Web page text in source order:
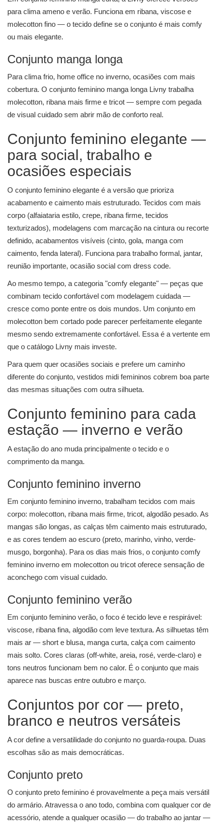
para clima ameno e verão. Funciona em ribana, viscose e
molecotton fino — o tecido define se o conjunto é mais comfy
ou mais elegante.
Conjunto manga longa
Para clima frio, home office no inverno, ocasiões com mais
cobertura. O conjunto feminino manga longa Livny trabalha
molecotton, ribana mais firme e tricot — sempre com pegada
de visual cuidado sem abrir mão de conforto real.
Conjunto feminino elegante —
para social, trabalho e
ocasiões especiais
O conjunto feminino elegante é a versão que prioriza
acabamento e caimento mais estruturado. Tecidos com mais
corpo (alfaiataria estilo, crepe, ribana firme, tecidos
texturizados), modelagens com marcação na cintura ou recorte
definido, acabamentos visíveis (cinto, gola, manga com
caimento, fenda lateral). Funciona para trabalho formal, jantar,
reunião importante, ocasião social com dress code.
Ao mesmo tempo, a categoria "comfy elegante" — peças que
combinam tecido confortável com modelagem cuidada —
cresce como ponte entre os dois mundos. Um conjunto em
molecotton bem cortado pode parecer perfeitamente elegante
mesmo sendo extremamente confortável. Essa é a vertente em
que o catálogo Livny mais investe.
Para quem quer ocasiões sociais e prefere um caminho
diferente do conjunto, vestidos midi femininos cobrem boa parte
das mesmas situações com outra silhueta.
Conjunto feminino para cada
estação — inverno e verão
A estação do ano muda principalmente o tecido e o
comprimento da manga.
Conjunto feminino inverno
Em conjunto feminino inverno, trabalham tecidos com mais
corpo: molecotton, ribana mais firme, tricot, algodão pesado. As
mangas são longas, as calças têm caimento mais estruturado,
e as cores tendem ao escuro (preto, marinho, vinho, verde-
musgo, borgonha). Para os dias mais frios, o conjunto comfy
feminino inverno em molecotton ou tricot oferece sensação de
aconchego com visual cuidado.
Conjunto feminino verão
Em conjunto feminino verão, o foco é tecido leve e respirável:
viscose, ribana fina, algodão com leve textura. As silhuetas têm
mais ar — short e blusa, manga curta, calça com caimento
mais solto. Cores claras (off-white, areia, rosé, verde-claro) e
tons neutros funcionam bem no calor. É o conjunto que mais
aparece nas buscas entre outubro e março.
Conjuntos por cor — preto,
branco e neutros versáteis
A cor define a versatilidade do conjunto no guarda-roupa. Duas
escolhas são as mais democráticas.
Conjunto preto
O conjunto preto feminino é provavelmente a peça mais versátil
do armário. Atravessa o ano todo, combina com qualquer cor de
acessório, atende a qualquer ocasião — do trabalho ao jantar —